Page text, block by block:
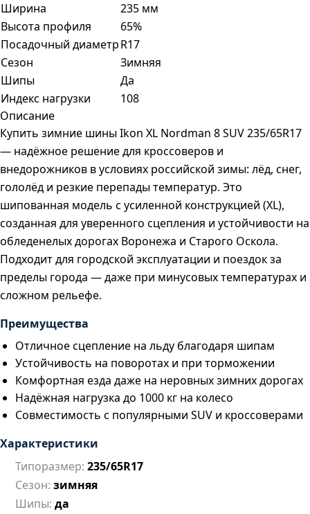
Ширина
235 мм
Высота профиля
65%
Посадочный диаметрR17
Сезон
Зимняя
Шипы
Да
Индекс нагрузки
108
Описание
Купить зимние шины Ikon XL Nordman 8 SUV 235/65R17
— надёжное решение для кроссоверов и
внедорожников в условиях российской зимы: лёд, снег,
гололёд и резкие перепады температур. Это
шипованная модель с усиленной конструкцией (XL),
созданная для уверенного сцепления и устойчивости на
обледенелых дорогах Воронежа и Старого Оскола.
Подходит для городской эксплуатации и поездок за
пределы города — даже при минусовых температурах и
сложном рельефе.
Преимущества
Отличное сцепление на льду благодаря шипам
Устойчивость на поворотах и при торможении
Комфортная езда даже на неровных зимних дорогах
Надёжная нагрузка до 1000 кг на колесо
Совместимость с популярными SUV и кроссоверами
Характеристики
Типоразмер: 235/65R17
Сезон: зимняя
Шипы: да